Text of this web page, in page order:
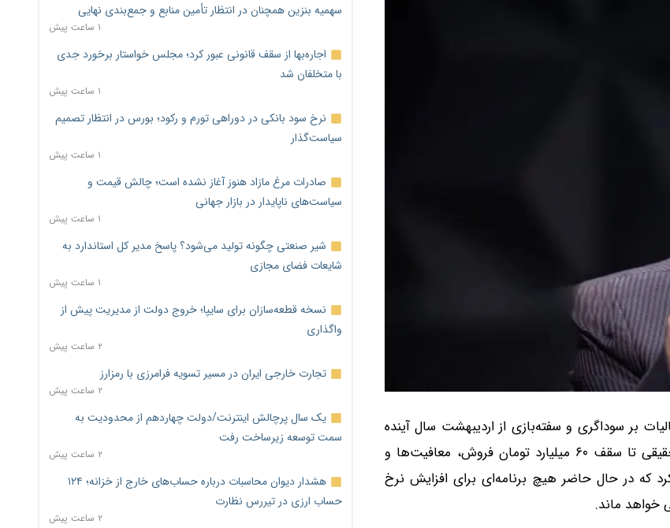
بر سوداگری و سفته‌بازی از اردیبهشت سال آینده
خبر داد و همزمان اعلام کرد که در سال ۱۴۰۵ برای اشخاص حقیقی تا سقف ۶۰ میلیارد تومان فروش، معافیت‌ها و
که در حال حاضر هیچ برنامه‌ای برای افزایش نرخ
سهمیه بنزین همچنان در انتظار تأمین منابع و جمع‌بندی نهایی
۱ ساعت پیش
اجاره‌بها از سقف قانونی عبور کرد؛ مجلس خواستار برخورد جدی
با متخلفان شد
۱ ساعت پیش
نرخ سود بانکی در دوراهی تورم و رکود؛ بورس در انتظار تصمیم
سیاست‌گذار
۱ ساعت پیش
صادرات مرغ مازاد هنوز آغاز نشده است؛ چالش قیمت و
سیاست‌های ناپایدار در بازار جهانی
۱ ساعت پیش
شیر صنعتی چگونه تولید می‌شود؟ پاسخ مدیر کل استاندارد به
شایعات فضای مجازی
۱ ساعت پیش
نسخه قطعه‌سازان برای سایپا؛ خروج دولت از مدیریت پیش از
واگذاری
۲ ساعت پیش
تجارت خارجی ایران در مسیر تسویه فرامرزی با رمزارز
۲ ساعت پیش
یک سال پرچالش اینترنت/دولت چهاردهم از محدودیت به
سمت توسعه زیرساخت رفت
۲ ساعت پیش
هشدار دیوان محاسبات درباره حساب‌های خارج از خزانه؛ ۱۲۴
حساب ارزی در تیررس نظارت
۲ ساعت پیش